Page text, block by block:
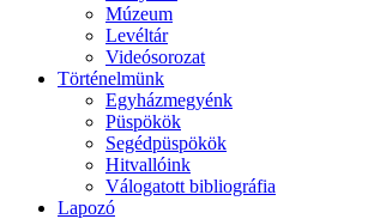
Múzeum
Levéltár
Videósorozat
Történelmünk
Egyházmegyénk
Püspökök
Segédpüspökök
Hitvallóink
Válogatott bibliográfia
Lapozó